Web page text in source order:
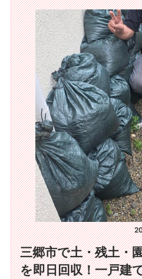
三郷市で土・残土・
を即日回収！一戸建